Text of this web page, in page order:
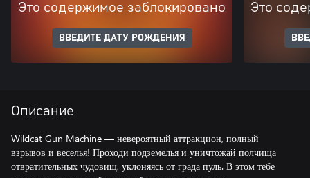
Это содержимое заблокировано
ВВЕДИТЕ ДАТУ РОЖДЕНИЯ
Это
Описание
Wildcat Gun Machine — невероятный аттракцион, полный
взрывов и веселья! Проходи подземелья и уничтожай полчища
отвратительных чудовищ, уклоняясь от града пуль. В этом тебе